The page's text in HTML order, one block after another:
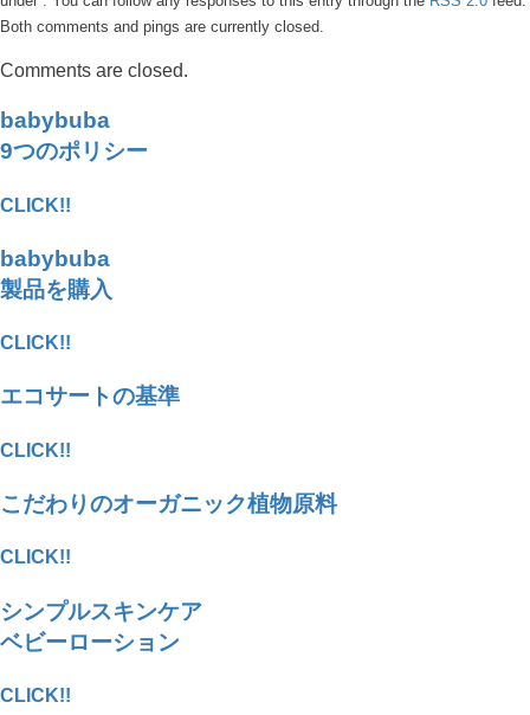
Both comments and pings are currently closed.
Comments are closed.
babybuba
9つのポリシー
CLICK!!
babybuba
製品を購入
CLICK!!
エコサートの基準
CLICK!!
こだわりのオーガニック植物原料
CLICK!!
シンプルスキンケア
ベビーローション
CLICK!!